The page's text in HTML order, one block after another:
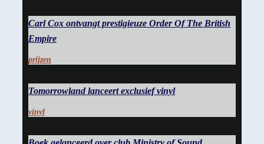
Carl Cox ontvangt prestigieuze Order Of The British
Empire
prijzen
Tomorrowland lanceert exclusief vinyl
vinyl